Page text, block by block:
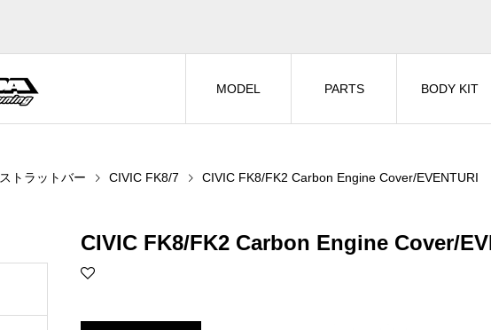
MODEL PARTS BODY KIT
ストラットバー CIVIC FK8/7 CIVIC FK8/FK2 Carbon Engine Cover/EVENTURI
CIVIC FK8/FK2 Carbon Engine Cover/